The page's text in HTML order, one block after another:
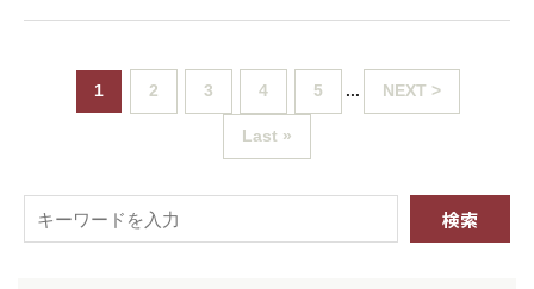
1 2 3 4 5 ... NEXT >
Last »